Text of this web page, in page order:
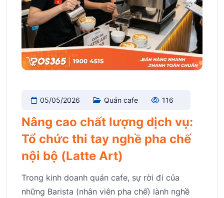
05/05/2026 Quán cafe 116
Nâng cao chất lượng dịch vụ:
Tổ chức thi tay nghề pha chế
nội bộ (Latte Art)
Trong kinh doanh quán cafe, sự rời đi của
những Barista (nhân viên pha chế) lành nghề